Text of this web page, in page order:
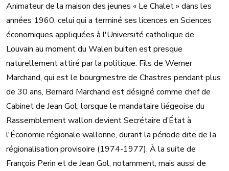
Animateur de la maison des jeunes « Le Chalet » dans les
années 1960, celui qui a terminé ses licences en Sciences
économiques appliquées à l'Université catholique de
Louvain au moment du Walen buiten est presque
naturellement attiré par la politique. Fils de Werner
Marchand, qui est le bourgmestre de Chastres pendant plus
de 30 ans, Bernard Marchand est désigné comme chef de
Cabinet de Jean Gol, lorsque le mandataire liégeoise du
Rassemblement wallon devient Secrétaire d’État à
l'Économie régionale wallonne, durant la période dite de la
régionalisation provisoire (1974-1977). À la suite de
François Perin et de Jean Gol, notamment, mais aussi de